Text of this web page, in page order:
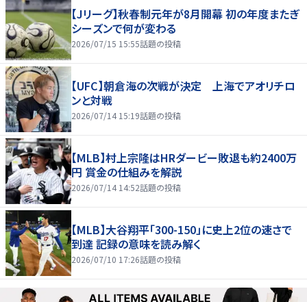
【Jリーグ】秋春制元年が8月開幕 初の年度またぎ
シーズンで何が変わる
2026/07/15 15:55話題の投稿
【UFC】朝倉海の次戦が決定 上海でアオリチロ
ンと対戦
2026/07/14 15:19話題の投稿
【MLB】村上宗隆はHRダービー敗退も約2400万
円 賞金の仕組みを解説
2026/07/14 14:52話題の投稿
【MLB】大谷翔平「300-150」に史上2位の速さで
到達 記録の意味を読み解く
2026/07/10 17:26話題の投稿